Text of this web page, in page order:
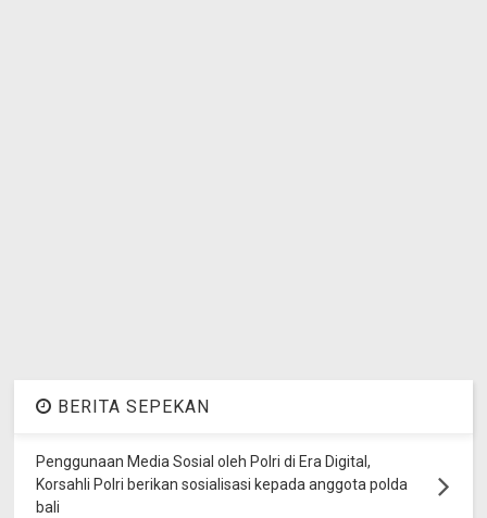
BERITA SEPEKAN
Penggunaan Media Sosial oleh Polri di Era Digital,
Korsahli Polri berikan sosialisasi kepada anggota polda
bali